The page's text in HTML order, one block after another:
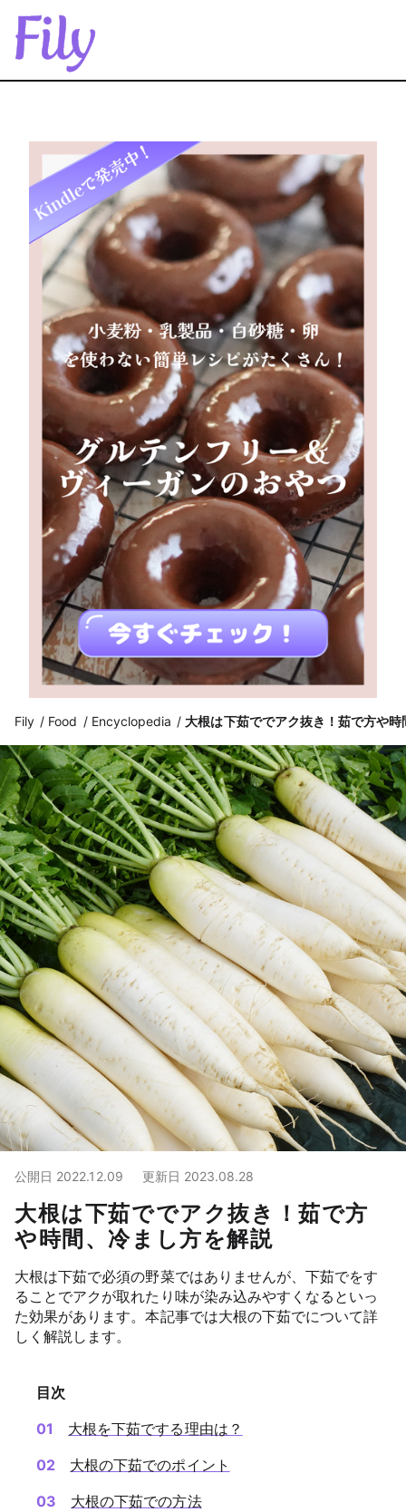
Fily Food Encyclopedia 大根は下茹ででアク抜き！茹で方や
公開日 2022.12.09 更新日 2023.08.28
大根は下茹ででアク抜き！茹で方
や時間、冷まし方を解説
大根は下茹で必須の野菜ではありませんが、下茹でをす
ることでアクが取れたり味が染み込みやすくなるといっ
た効果があります。本記事では大根の下茹でについて詳
しく解説します。
目次
大根を下茹でする理由は？
大根の下茹でのポイント
大根の下茹での方法